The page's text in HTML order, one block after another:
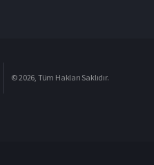
© 2026, Tüm Hakları Saklıdır.